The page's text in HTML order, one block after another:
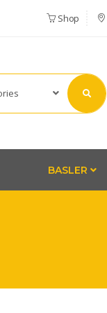
Shop
BASLER